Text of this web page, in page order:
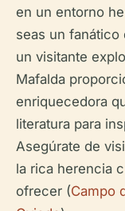
en un entorno
seas un fanático
un visitante
Mafalda
enriquecedora
literatura para
Asegúrate de
la rica herencia
ofrecer (Campo